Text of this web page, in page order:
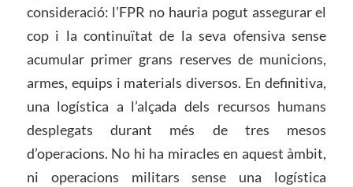
consideració: l’FPR no hauria pogut assegurar el
cop i la continuïtat de la seva ofensiva sense
acumular primer grans reserves de municions,
armes, equips i materials diversos. En definitiva,
una logística a l’alçada dels recursos humans
desplegats durant més de tres mesos
d’operacions. No hi ha miracles en aquest àmbit,
ni operacions militars sense una logística